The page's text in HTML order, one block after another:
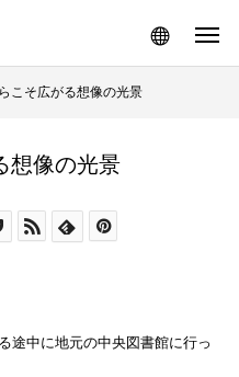
こそ広がる想像の光景
想像の光景
途中に地元の中央図書館に行っ